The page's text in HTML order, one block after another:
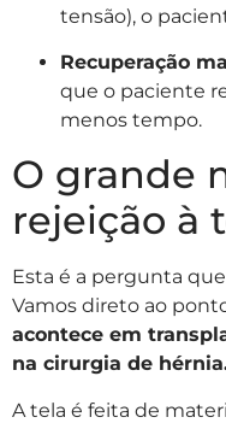
tensão), o
Recuperação
que o paciente
menos tempo.
O grande
rejeição à
Esta é a pergunta
Vamos direto ao
acontece em
na cirurgia de
A tela é feita de